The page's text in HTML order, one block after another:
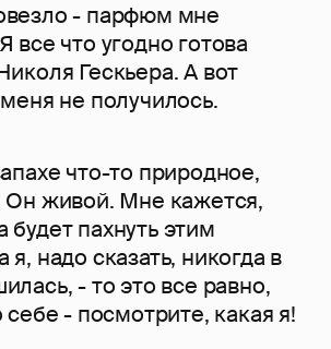
- парфюм мне
все что угодно готова
Гескьера. А вот
не получилось.
что-то природное,
Он живой. Мне кажется,
будет пахнуть этим
надо сказать, никогда в
- то это все равно,
себе - посмотрите, какая я!